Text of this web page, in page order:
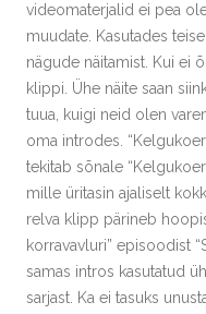
videomaterjalid ei pea
muudate. Kasutades
nägude näitamist. Kui ei
klippi. Ühe näite saan
tuua, kuigi neid olen
oma introdes.
tekitab sõnale
mille üritasin ajaliselt
relva klipp pärineb
korravavluri” episoodist
samas intros kasutatud
sarjast. Ka ei tasuks